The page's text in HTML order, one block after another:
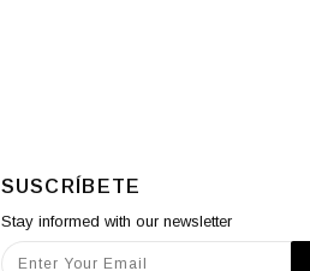
SUSCRÍBETE
Stay informed with our newsletter